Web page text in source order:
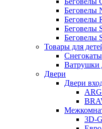
Беговелы
Беговелы
Беговелы
Беговелы
Товары для
Снегокаты
Ватрушки
Двери
Двери
3D-